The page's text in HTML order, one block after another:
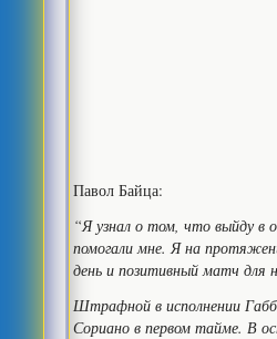
Павол Байца:
“Я узнал о том, что выйду в
помогали мне. Я на
день и позитивный матч для
Штрафной в исполнении
Сориано в первом тайме. В